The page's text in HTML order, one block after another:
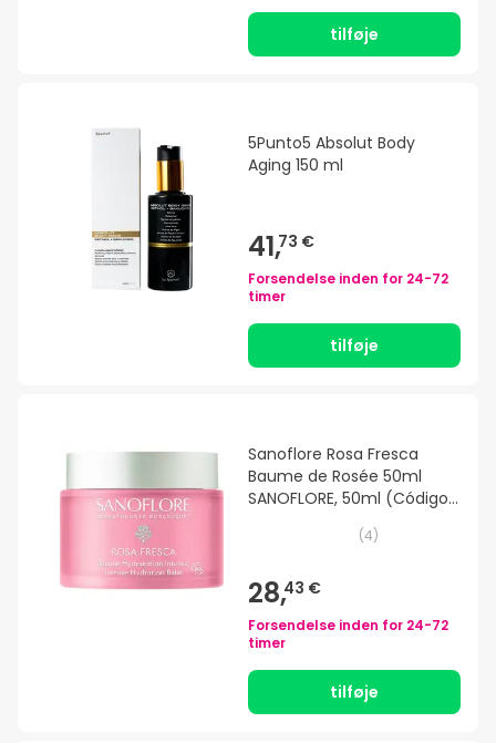
tilføje
5Punto5 Absolut Body
Aging 150 ml
41,73 €
Forsendelse inden for 24-72
timer
tilføje
Sanoflore Rosa Fresca
Baume de Rosée 50ml
SANOFLORE, 50ml (Código
(4)
28,43 €
Forsendelse inden for 24-72
timer
tilføje